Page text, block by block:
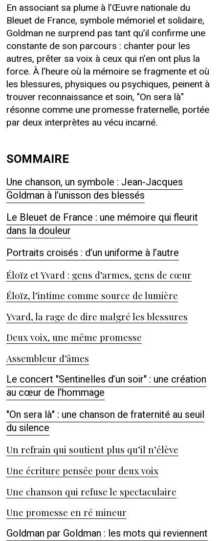
En associant sa plume à l’Œuvre nationale du
Bleuet de France, symbole mémoriel et solidaire,
Goldman ne surprend pas tant qu’il confirme une
constante de son parcours : chanter pour les
autres, prêter sa voix à ceux qui n’en ont plus la
force. À l’heure où la mémoire se fragmente et où
les blessures, physiques ou psychiques, peinent à
trouver reconnaissance et soin, "On sera là"
résonne comme une promesse fraternelle, portée
par deux interprètes au vécu incarné.
SOMMAIRE
Une chanson, un symbole : Jean-Jacques
Goldman à l’unisson des blessés
Le Bleuet de France : une mémoire qui fleurit
dans la douleur
Portraits croisés : d’un uniforme à l’autre
Éloïz et Yvard : gens d’armes, gens de cœur
Éloïz, l’intime comme source de lumière
Yvard, la rage de dire malgré les blessures
Deux voix, une même promesse
Assembleur d’âmes
Le concert "Sentinelles d’un soir" : une création
au cœur de l’hommage
"On sera là" : une chanson de fraternité au seuil
du silence
Un refrain qui soutient plus qu’il n’élève
Une écriture pensée pour deux voix
Une chanson qui refuse le spectaculaire
Une promesse en ré mineur
Goldman par Goldman : les mots qui reviennent